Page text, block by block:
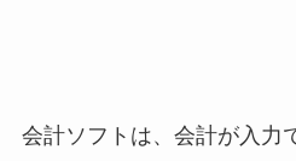
会計ソフトは、会計が入力